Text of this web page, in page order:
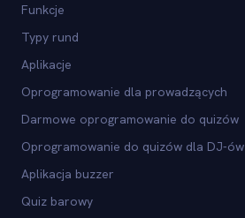
Funkcje
Typy rund
Aplikacje
Oprogramowanie dla prowadzących
Darmowe oprogramowanie do quizów
Oprogramowanie do quizów dla DJ-ów
Aplikacja buzzer
Quiz barowy